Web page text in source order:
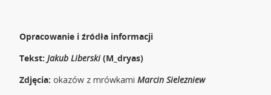
Opracowanie i źródła informacji
Tekst:Jakub Liberski(M_dryas)
Zdjęcia: okazów z mrówkamiMarcin Sielezniew